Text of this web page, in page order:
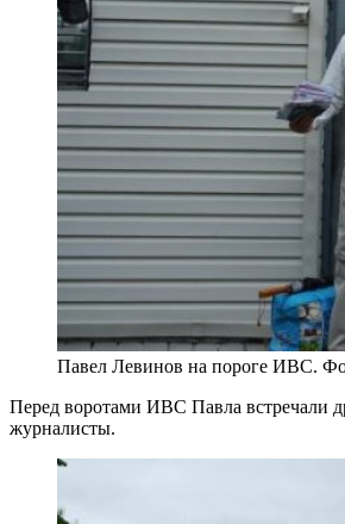
Павел Левинов на пороге ИВС.
Перед воротами ИВС Павла встречали
журналисты.